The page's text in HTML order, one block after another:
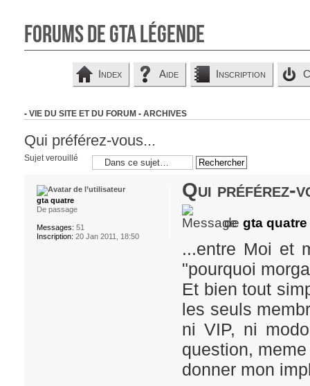
Forums de GTA Légende
Index Aide Inscription
- VIE DU SITE ET DU FORUM - ARCHIVES
Qui préférez-vous...
Sujet verouillé
Qui préférez-
de gta quatre
...entre Moi et
"pourquoi
Et bien tout
les seuls
ni VIP, ni
question,
donner mon
gta quatre
De passage
Messages: 51
Inscription: 20 Jan 2011, 18:50